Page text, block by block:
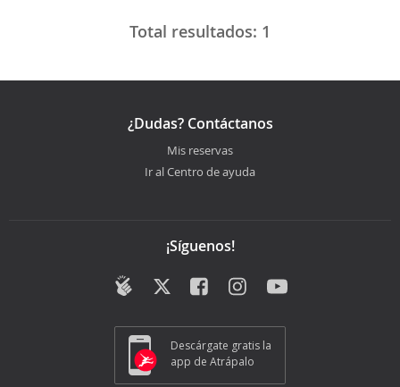
Total resultados: 1
¿Dudas? Contáctanos
Mis reservas
Ir al Centro de ayuda
¡Síguenos!
Descárgate gratis la
app de Atrápalo